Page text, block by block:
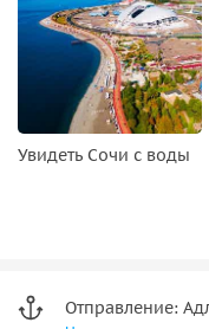
Увидеть Сочи с воды
Отправление: